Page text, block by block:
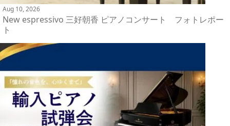
Aug 10, 2026
New espressivo 三好朝香 ピアノコンサート フォトレポー
ト